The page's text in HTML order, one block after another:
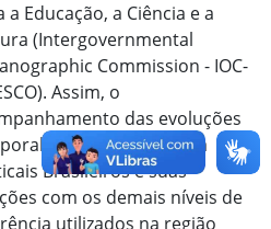
a Educação, a Ciência e a
(Intergovernmental
Commission - IOC-
Assim, o
das evoluções
e espacial dos Data
Brasileiros e suas
com os demais níveis de
utilizados na região